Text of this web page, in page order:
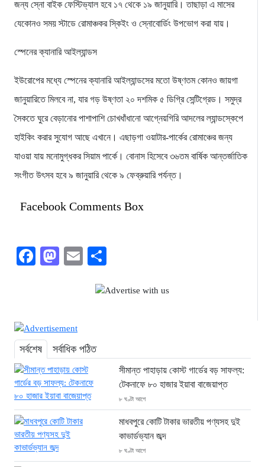
জন্য স্নো বাইক ফেস্টিভ্যাল হবে ১৭ থেকে ১৯ জানুয়ারি। তাছাড়া এ মাসের
যেকোনও সময় স্টাডে রোমাঞ্চকর স্কিইং ও স্নোবোর্ডিং উপভোগ করা যায়।
স্পেনের ক্যানারি আইল্যান্ডস
ইউরোপের মধ্যে স্পেনের ক্যানারি আইল্যান্ডসের মতো উষ্ণতম কোনও জায়গা
জানুয়ারিতে মিলবে না, যার গড় উষ্ণতা ২০ দশমিক ৫ ডিগ্রি সেন্টিগ্রেড। সমুদ্র
সৈকতে ঘুরে বেড়ানোর পাশাপাশি চোখধাঁধানো আগ্নেয়গিরি আদলের ল্যান্ডস্কেপে
হাইকিং করার সুযোগ আছে এখানে। এছাড়গা ওয়াটার-পার্কের রোমাঞ্চের জন্য
যাওয়া যায় মনোমুগ্ধকর সিয়াম পার্কে। বোনাস হিসেবে ৩৬তম বার্ষিক আন্তর্জাতিক
সংগীত উৎসব হবে ৯ জানুয়ারি থেকে ৯ ফেব্রুয়ারি পর্যন্ত।
Facebook Comments Box
Facebook
Mastodon
Email
সর্বশেষ সর্বাধিক পঠিত
সীমান্ত পাহাড়ায় কোস্ট গার্ডের বড় সাফল্য:
টেকনাফে ৮০ হাজার ইয়াবা বাজেয়াপ্ত
৮ ঘণ্টা আগে
মাধবপুরে কোটি টাকার ভারতীয় পণ্যসহ দুই
কাভার্ডভ্যান জব্দ
৮ ঘণ্টা আগে